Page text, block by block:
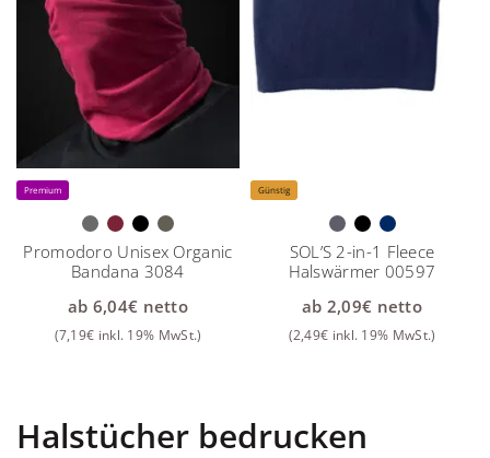
Premium
Promodoro Unisex Organic
Bandana 3084
ab 6,04€ netto
(7,19€ inkl. 19% MwSt.)
Günstig
SOL’S 2-in-1 Fleece
Halswärmer 00597
ab 2,09€ netto
(2,49€ inkl. 19% MwSt.)
Halstücher bedrucken